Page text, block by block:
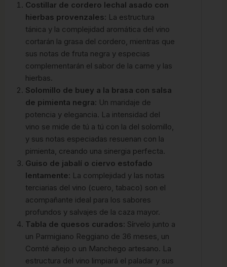
Costillar de cordero lechal asado con
hierbas provenzales: La estructura
tánica y la complejidad aromática del vino
cortarán la grasa del cordero, mientras que
sus notas de fruta negra y especias
complementarán el sabor de la carne y las
hierbas.
Solomillo de buey a la brasa con salsa
de pimienta negra: Un maridaje de
potencia y elegancia. La intensidad del
vino se mide de tú a tú con la del solomillo,
y sus notas especiadas resuenan con la
pimienta, creando una sinergia perfecta.
Guiso de jabalí o ciervo estofado
lentamente: La complejidad y las notas
terciarias del vino (cuero, tabaco) son el
acompañante ideal para los sabores
profundos y salvajes de la caza mayor.
Tabla de quesos curados: Sírvelo junto a
un Parmigiano Reggiano de 36 meses, un
Comté añejo o un Manchego artesano. La
estructura del vino limpiará el paladar y sus